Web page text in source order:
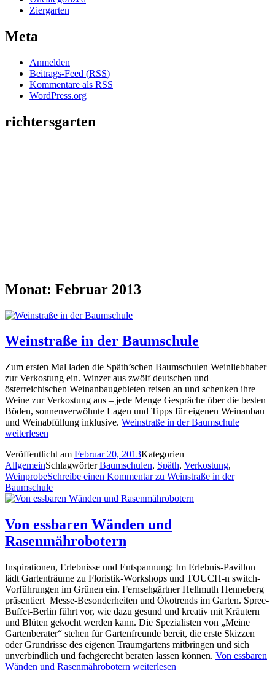
Ziergarten
Meta
Anmelden
Beitrags-Feed (RSS)
Kommentare als RSS
WordPress.org
richtersgarten
Monat: Februar 2013
Weinstraße in der Baumschule
Zum ersten Mal laden die Späth’schen Baumschulen Weinliebhaber
zur Verkostung ein. Winzer aus zwölf deutschen und
österreichischen Weinanbaugebieten reisen an und schenken ihre
Weine zur Verkostung aus – jede Menge Gespräche über die besten
Böden, sonnenverwöhnte Lagen und Tipps für eigenen Weinanbau
und Weinabfüllung inklusive. Weinstraße in der Baumschule
weiterlesen
Veröffentlicht am Februar 20, 2013Kategorien
AllgemeinSchlagwörterBaumschulen, Späth, Verkostung,
WeinprobeSchreibe einen Kommentarzu Weinstraße in der
Baumschule
Von essbaren Wänden und
Rasenmährobotern
Inspirationen, Erlebnisse und Entspannung: Im Erlebnis-Pavillon
lädt Gartenträume zu Floristik-Workshops und TOUCH-n switch-
Vorführungen im Grünen ein. Fernsehgärtner Hellmuth Henneberg
präsentiert Messe-Besonderheiten und Ökotrends im Garten. Spree-
Buffet-Berlin führt vor, wie dazu gesund und kreativ mit Kräutern
und Blüten gekocht werden kann. Die Spezialisten von „Meine
Gartenberater“ stehen für Gartenfreunde bereit, die erste Skizzen
oder Grundrisse des eigenen Traumgartens mitbringen und sich
unverbindlich und fachgerecht beraten lassen können. Von essbaren
Wänden und Rasenmährobotern weiterlesen